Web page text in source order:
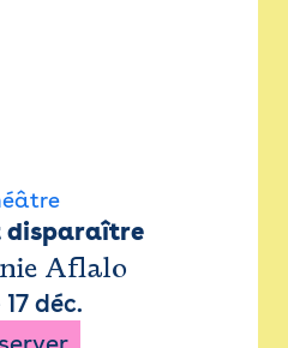
disparaître
Aflalo
17 déc.